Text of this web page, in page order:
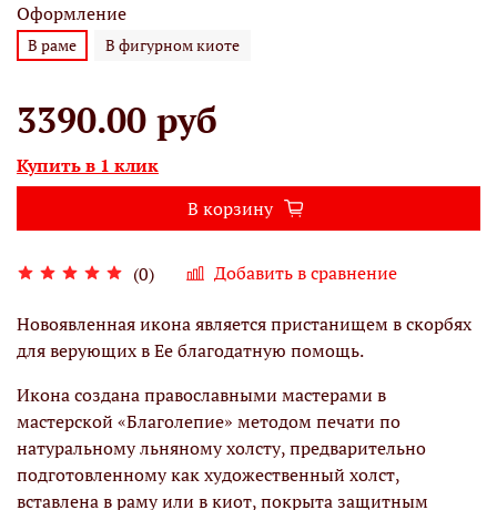
(0) Добавить в сравнение
Оформление
В раме В фигурном киоте
3390.00 руб
Купить в 1 клик
В корзину
Новоявленная икона является пристанищем в скорбях
для верующих в Ее благодатную помощь.
Икона создана православными мастерами в
мастерской «Благолепие» методом печати по
натуральному льняному холсту, предварительно
подготовленному как художественный холст,
вставлена в раму или в киот, покрыта защитным